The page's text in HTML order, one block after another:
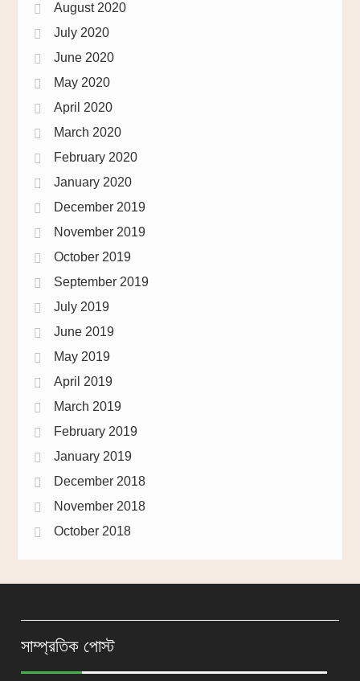
August 2020
July 2020
June 2020
May 2020
April 2020
March 2020
February 2020
January 2020
December 2019
November 2019
October 2019
September 2019
July 2019
June 2019
May 2019
April 2019
March 2019
February 2019
January 2019
December 2018
November 2018
October 2018
সাম্প্রতিক পোস্ট